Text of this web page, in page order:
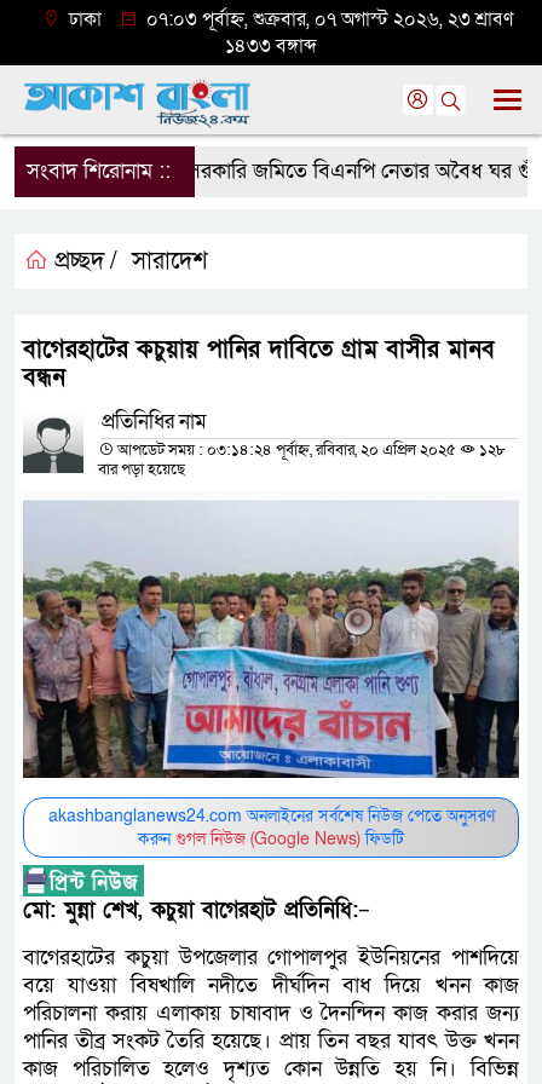
ঢাকা
০৭:০৩ পূর্বাহ্ন, শুক্রবার, ০৭ অগাস্ট ২০২৬, ২৩ শ্রাবণ
১৪৩৩ বঙ্গাব্দ
সংবাদ শিরোনাম ::সরকারি জমিতে বিএনপি নেতার অবৈধ ঘর
প্রচ্ছদ / সারাদেশ
বাগেরহাটের কচুয়ায় পানির দাবিতে গ্রাম বাসীর মানব
বন্ধন
প্রতিনিধির নাম
আপডেট সময় : ০৩:১৪:২৪ পূর্বাহ্ন, রবিবার, ২০ এপ্রিল ২০২৫
১২৮
বার পড়া হয়েছে
akashbanglanews24.com অনলাইনের সর্বশেষ নিউজ পেতে অনুসরণ
করুনগুগল নিউজ (Google News)ফিডটি
মো: মুন্না শেখ, কচুয়া বাগেরহাট প্রতিনিধি:–
বাগেরহাটের কচুয়া উপজেলার গোপালপুর ইউনিয়নের পাশদিয়ে
বয়ে যাওয়া বিষখালি নদীতে দীর্ঘদিন বাধ দিয়ে খনন কাজ
পরিচালনা করায় এলাকায় চাষাবাদ ও দৈনন্দিন কাজ করার জন্য
পানির তীব্র সংকট তৈরি হয়েছে। প্রায় তিন বছর যাবৎ উক্ত খনন
কাজ পরিচালিত হলেও দৃশ্যত কোন উন্নতি হয় নি। বিভিন্ন